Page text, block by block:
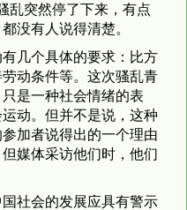
乱突然停了下来，有点
没有人说得清楚。
几个具体的要求：比方
动条件等。这次骚乱青
是一种社会情绪的表
动。但并不是说，这种
加者说得出的一个理由
媒体采访他们时，他们
社会的发展应具有警示